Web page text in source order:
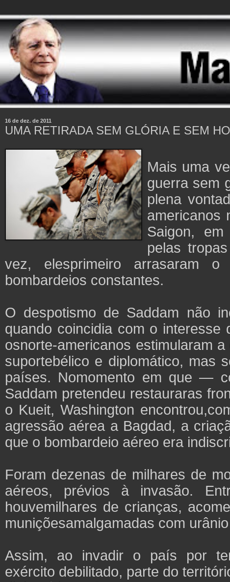
16 de dez. de 2011
UMA RETIRADA SEM GLÓRIA E SEM
Mais uma
guerra sem
plena
americanos
Saigon,
pelas
vez, elesprimeiro arrasaram
bombardeios constantes.
O despotismo de Saddam não
quando coincidia com o interesse
osnorte-americanos estimularam
suportebélico e diplomático, mas
países. Nomomento em que —
Saddam pretendeu restauraras
o Kueit, Washington
agressão aérea a Bagdad, a
que o bombardeio aéreo era
Foram dezenas de milhares de
aéreos, prévios à invasão.
houvemilhares de crianças,
muniçõesamalgamadas com
Assim, ao invadir o país por
exército debilitado, parte do